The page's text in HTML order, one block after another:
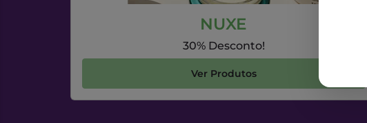
NUXE
30% Desconto!
Ver Produtos